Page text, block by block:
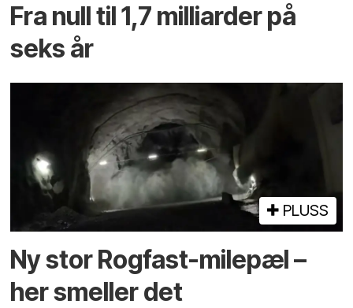
Fra null til 1,7 milliarder på
seks år
PLUSS
Ny stor Rogfast-milepæl –
her smeller det